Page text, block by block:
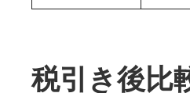
税引き後比